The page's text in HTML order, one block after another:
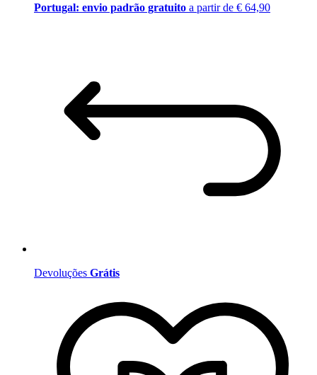
Portugal: envio padrão gratuito a partir de € 64,90
Devoluções Grátis